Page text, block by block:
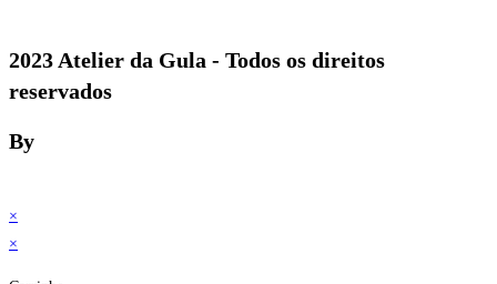
2023 Atelier da Gula - Todos os direitos
reservados
By
×
×